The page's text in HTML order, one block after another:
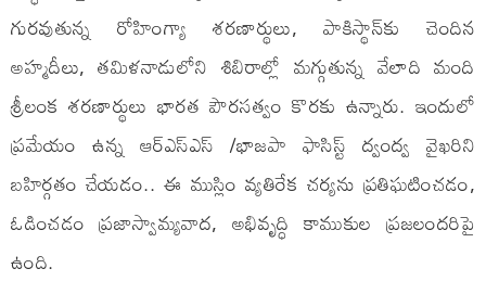
గురవుతున్న రోహింగ్యా శరణార్థులు, పాకిస్థాన్‌కు చెందిన
అహ్మదీలు, తమిళనాడులోని శిబిరాల్లో మగ్గుతున్న వేలాది మంది
శ్రీలంక శరణార్థులు భారత పౌరసత్వం కొరకు ఉన్నారు. ఇందులో
ప్రమేయం ఉన్న ఆర్ఎస్ఎస్ /భాజపా ఫాసిస్ట్ ద్వంద్వ వైఖరిని
బహిర్గతం చేయడం.. ఈ ముస్లిం వ్యతిరేక చర్యను ప్రతిఘటించడం,
ఓడించడం ప్రజాస్వామ్యవాద, అభివృద్ధి కాముకుల ప్రజలందరిపై
ఉంది.